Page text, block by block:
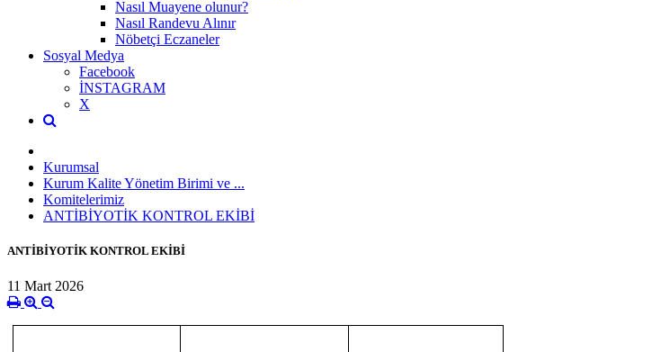
Nasıl Muayene olunur?
Nasıl Randevu Alınır
Nöbetçi Eczaneler
Sosyal Medya
Facebook
İNSTAGRAM
X
Kurumsal
Kurum Kalite Yönetim Birimi ve ...
Komitelerimiz
ANTİBİYOTİK KONTROL EKİBİ
ANTİBİYOTİK KONTROL EKİBİ
11 Mart 2026